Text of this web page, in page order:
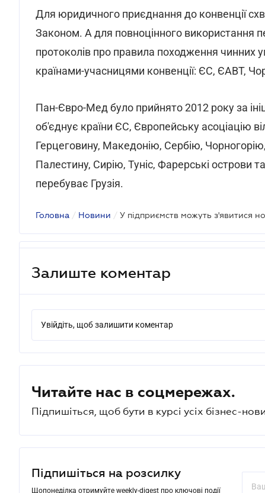
Для юридичного приєднання до конвенції
Законом. А для повноцінного використання
протоколів про правила походження чинних
країнами-учасницями конвенції: ЄС, ЄАВТ,
Пан-Євро-Мед було прийнято 2012 року за
об'єднує країни ЄС, Європейську асоціацію
Герцеговину, Македонію, Сербію,
Палестину, Сирію, Туніс, Фарерські острови
перебуває Грузія.
Головна / Новини /
Залиште коментар
Увійдіть, щоб залишити коментар
Читайте нас в соцмережах.
Підпишіться, щоб бути в курсі усіх бізнес-
Підпишіться на розсилку
Щопонеділка отримуйте weekly-digest про ключові події